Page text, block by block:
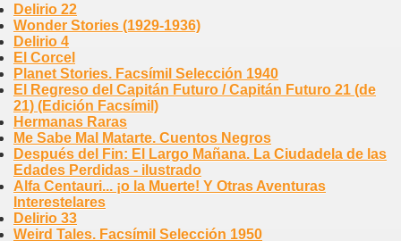
Delirio 22
Wonder Stories (1929-1936)
Delirio 4
El Corcel
Planet Stories. Facsímil Selección 1940
El Regreso del Capitán Futuro / Capitán Futuro 21 (de
21) (Edición Facsímil)
Hermanas Raras
Me Sabe Mal Matarte. Cuentos Negros
Después del Fin: El Largo Mañana. La Ciudadela de las
Edades Perdidas - ilustrado
Alfa Centauri... ¡o la Muerte! Y Otras Aventuras
Interestelares
Delirio 33
Weird Tales. Facsímil Selección 1950